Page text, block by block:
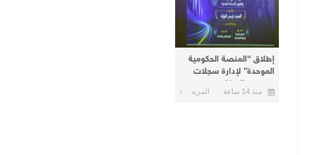
إطلاق “المنصة الحكومية
الموحدة” لإدارة سجلات
موظفي الدولة
منذ 14 ساعة المزيد